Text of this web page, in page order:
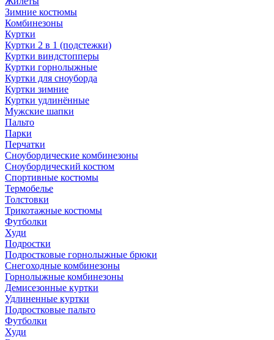
Зимние костюмы
Комбинезоны
Куртки
Куртки 2 в 1 (подстежки)
Куртки виндстопперы
Куртки горнолыжные
Куртки для сноуборда
Куртки зимние
Куртки удлинённые
Мужские шапки
Пальто
Парки
Перчатки
Сноубордические комбинезоны
Сноубордический костюм
Спортивные костюмы
Термобелье
Толстовки
Трикотажные костюмы
Футболки
Худи
Подростки
Подростковые горнолыжные брюки
Снегоходные комбинезоны
Горнолыжные комбинезоны
Демисезонные куртки
Удлиненные куртки
Подростковые пальто
Футболки
Худи